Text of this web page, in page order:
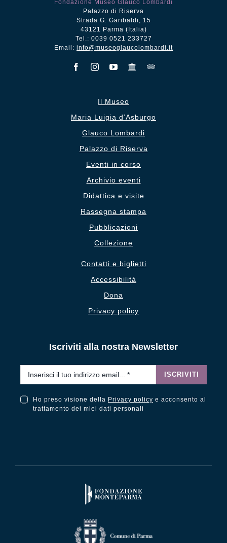
Fondazione Museo Glauco Lombardi
Palazzo di Riserva
Strada G. Garibaldi, 15
43121 Parma (Italia)
Tel.: 0039 0521 233727
Email: info@museoglaucolombardi.it
Il Museo
Maria Luigia d’Asburgo
Glauco Lombardi
Palazzo di Riserva
Eventi in corso
Archivio eventi
Didattica e visite
Rassegna stampa
Pubblicazioni
Collezione
Contatti e biglietti
Accessibilità
Dona
Privacy policy
Iscriviti alla nostra Newsletter
ISCRIVITI
Ho preso visione della Privacy policy e acconsento al
trattamento dei miei dati personali